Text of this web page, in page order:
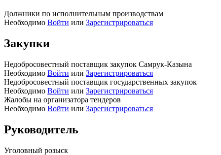
Должники по исполнительным производствам
Необходимо Войти или Зарегистрироваться
Закупки
Недобросовестный поставщик закупок Самрук-Казына
Необходимо Войти или Зарегистрироваться
Недобросовестный поставщик государственных закупок
Необходимо Войти или Зарегистрироваться
Жалобы на организатора тендеров
Необходимо Войти или Зарегистрироваться
Руководитель
Уголовный розыск